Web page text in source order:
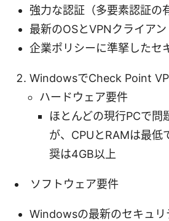
強力な認証（多要素認証の
最新のOSとVPNクライア
企業ポリシーに準拏したセ
WindowsでCheck Point
ハードウェア要件
ほとんどの現行PCで問
が、CPUとRAMは最低
奨は4GB以上
ソフトウェア要件
Windowsの最新のセキュリ